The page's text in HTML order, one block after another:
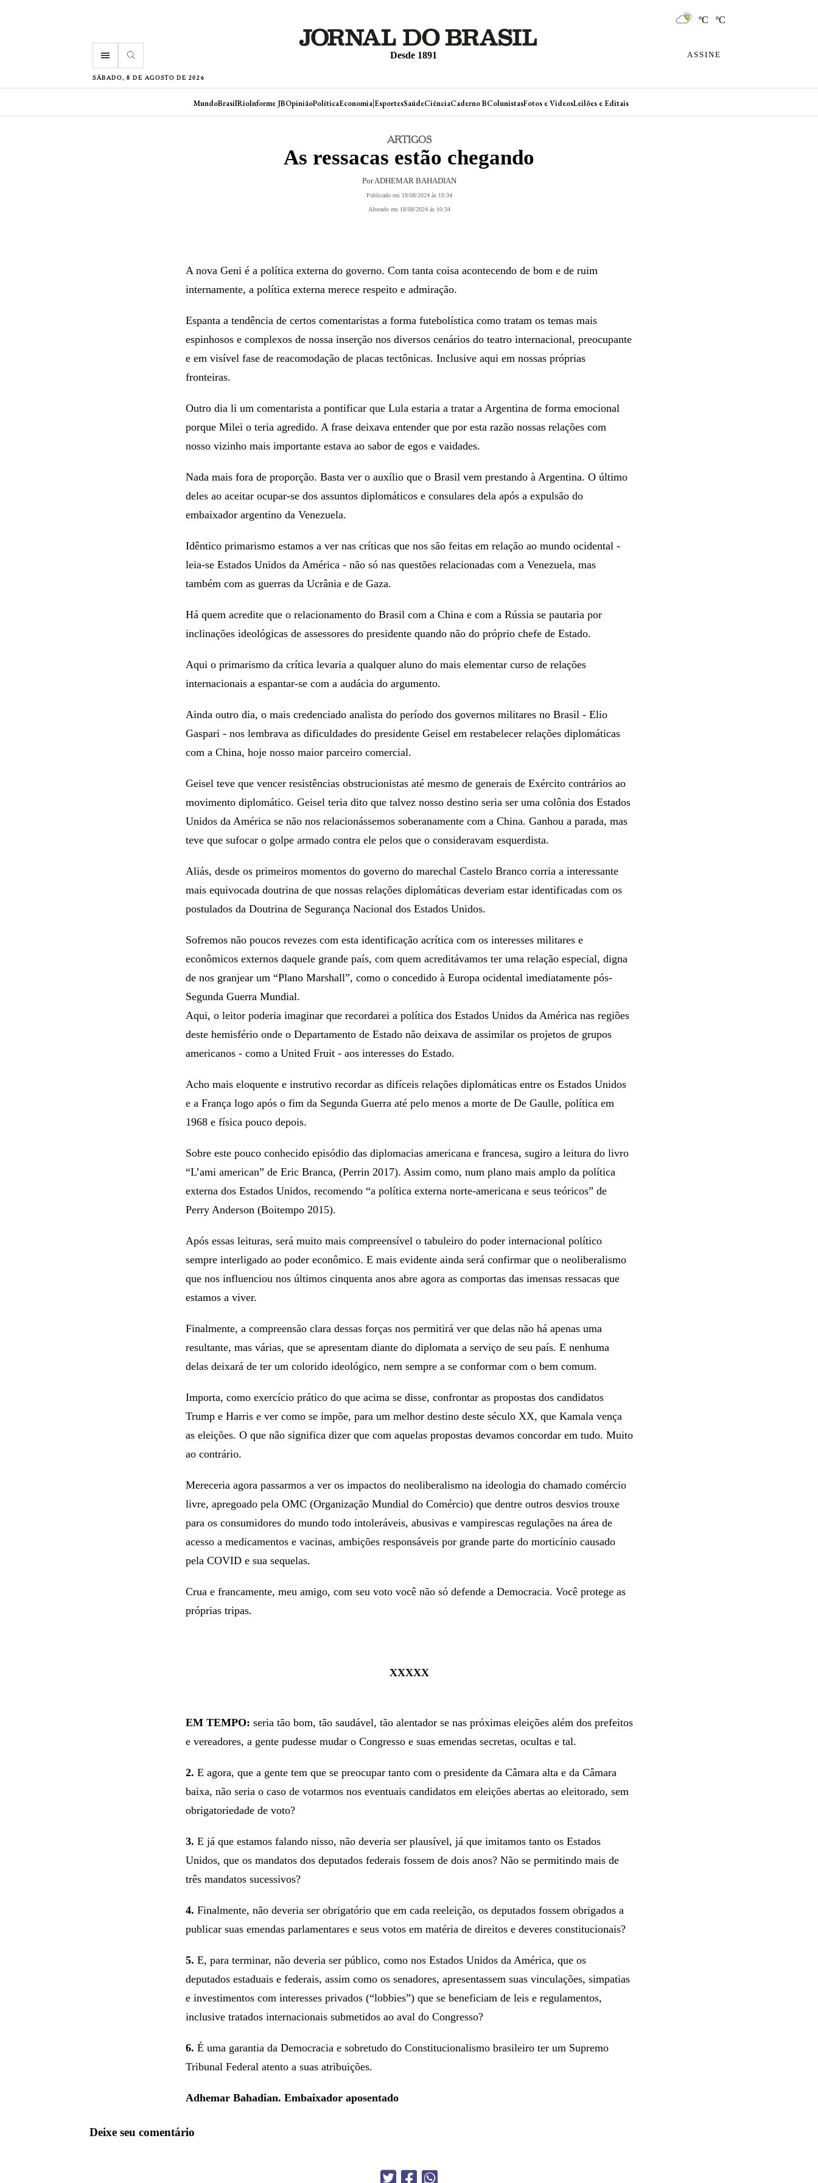
ºC ºC
menu Desde 1891 ASSINE
SÁBADO, 8 DE AGOSTO DE 2026
MundoBrasilRioInforme JBOpiniãoPolíticaEconomia|EsportesSaúdeCiênciaCaderno BColunistasFotos e VideosLeilões e Editais
ARTIGOS
As ressacas estão chegando
Por ADHEMAR BAHADIAN
Publicado em 18/08/2024 às 10:34
Alterado em 18/08/2024 às 10:34
A nova Geni é a política externa do governo. Com tanta coisa acontecendo de bom e de ruim
internamente, a política externa merece respeito e admiração.
Espanta a tendência de certos comentaristas a forma futebolística como tratam os temas mais
espinhosos e complexos de nossa inserção nos diversos cenários do teatro internacional, preocupante
e em visível fase de reacomodação de placas tectônicas. Inclusive aqui em nossas próprias
fronteiras.
Outro dia li um comentarista a pontificar que Lula estaria a tratar a Argentina de forma emocional
porque Milei o teria agredido. A frase deixava entender que por esta razão nossas relações com
nosso vizinho mais importante estava ao sabor de egos e vaidades.
Nada mais fora de proporção. Basta ver o auxílio que o Brasil vem prestando à Argentina. O último
deles ao aceitar ocupar-se dos assuntos diplomáticos e consulares dela após a expulsão do
embaixador argentino da Venezuela.
Idêntico primarismo estamos a ver nas críticas que nos são feitas em relação ao mundo ocidental -
leia-se Estados Unidos da América - não só nas questões relacionadas com a Venezuela, mas
também com as guerras da Ucrânia e de Gaza.
Há quem acredite que o relacionamento do Brasil com a China e com a Rússia se pautaria por
inclinações ideológicas de assessores do presidente quando não do próprio chefe de Estado.
Aqui o primarismo da crítica levaria a qualquer aluno do mais elementar curso de relações
internacionais a espantar-se com a audácia do argumento.
Ainda outro dia, o mais credenciado analista do período dos governos militares no Brasil - Elio
Gaspari - nos lembrava as dificuldades do presidente Geisel em restabelecer relações diplomáticas
com a China, hoje nosso maior parceiro comercial.
Geisel teve que vencer resistências obstrucionistas até mesmo de generais de Exército contrários ao
movimento diplomático. Geisel teria dito que talvez nosso destino seria ser uma colônia dos Estados
Unidos da América se não nos relacionássemos soberanamente com a China. Ganhou a parada, mas
teve que sufocar o golpe armado contra ele pelos que o consideravam esquerdista.
Aliás, desde os primeiros momentos do governo do marechal Castelo Branco corria a interessante
mais equivocada doutrina de que nossas relações diplomáticas deveriam estar identificadas com os
postulados da Doutrina de Segurança Nacional dos Estados Unidos.
Sofremos não poucos revezes com esta identificação acrítica com os interesses militares e
econômicos externos daquele grande país, com quem acreditávamos ter uma relação especial, digna
de nos granjear um “Plano Marshall”, como o concedido à Europa ocidental imediatamente pós-
Segunda Guerra Mundial.
Aqui, o leitor poderia imaginar que recordarei a política dos Estados Unidos da América nas regiões
deste hemisfério onde o Departamento de Estado não deixava de assimilar os projetos de grupos
americanos - como a United Fruit - aos interesses do Estado.
Acho mais eloquente e instrutivo recordar as difíceis relações diplomáticas entre os Estados Unidos
e a França logo após o fim da Segunda Guerra até pelo menos a morte de De Gaulle, política em
1968 e física pouco depois.
Sobre este pouco conhecido episódio das diplomacias americana e francesa, sugiro a leitura do livro
“L’ami american” de Eric Branca, (Perrin 2017). Assim como, num plano mais amplo da política
externa dos Estados Unidos, recomendo “a política externa norte-americana e seus teóricos” de
Perry Anderson (Boitempo 2015).
Após essas leituras, será muito mais compreensível o tabuleiro do poder internacional político
sempre interligado ao poder econômico. E mais evidente ainda será confirmar que o neoliberalismo
que nos influenciou nos últimos cinquenta anos abre agora as comportas das imensas ressacas que
estamos a viver.
Finalmente, a compreensão clara dessas forças nos permitirá ver que delas não há apenas uma
resultante, mas várias, que se apresentam diante do diplomata a serviço de seu país. E nenhuma
delas deixará de ter um colorido ideológico, nem sempre a se conformar com o bem comum.
Importa, como exercício prático do que acima se disse, confrontar as propostas dos candidatos
Trump e Harris e ver como se impõe, para um melhor destino deste século XX, que Kamala vença
as eleições. O que não significa dizer que com aquelas propostas devamos concordar em tudo. Muito
ao contrário.
Mereceria agora passarmos a ver os impactos do neoliberalismo na ideologia do chamado comércio
livre, apregoado pela OMC (Organização Mundial do Comércio) que dentre outros desvios trouxe
para os consumidores do mundo todo intoleráveis, abusivas e vampirescas regulações na área de
acesso a medicamentos e vacinas, ambições responsáveis por grande parte do morticínio causado
pela COVID e sua sequelas.
Crua e francamente, meu amigo, com seu voto você não só defende a Democracia. Você protege as
próprias tripas.
XXXXX
EM TEMPO: seria tão bom, tão saudável, tão alentador se nas próximas eleições além dos prefeitos
e vereadores, a gente pudesse mudar o Congresso e suas emendas secretas, ocultas e tal.
2. E agora, que a gente tem que se preocupar tanto com o presidente da Câmara alta e da Câmara
baixa, não seria o caso de votarmos nos eventuais candidatos em eleições abertas ao eleitorado, sem
obrigatoriedade de voto?
3. E já que estamos falando nisso, não deveria ser plausível, já que imitamos tanto os Estados
Unidos, que os mandatos dos deputados federais fossem de dois anos? Não se permitindo mais de
três mandatos sucessivos?
4. Finalmente, não deveria ser obrigatório que em cada reeleição, os deputados fossem obrigados a
publicar suas emendas parlamentares e seus votos em matéria de direitos e deveres constitucionais?
5. E, para terminar, não deveria ser público, como nos Estados Unidos da América, que os
deputados estaduais e federais, assim como os senadores, apresentassem suas vinculações, simpatias
e investimentos com interesses privados (“lobbies”) que se beneficiam de leis e regulamentos,
inclusive tratados internacionais submetidos ao aval do Congresso?
6. É uma garantia da Democracia e sobretudo do Constitucionalismo brasileiro ter um Supremo
Tribunal Federal atento a suas atribuições.
Adhemar Bahadian. Embaixador aposentado
Deixe seu comentário